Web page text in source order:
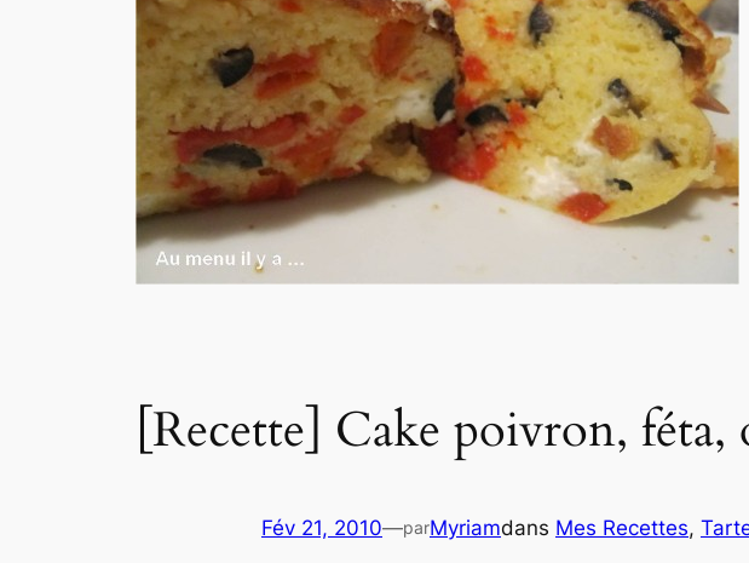
[Recette] Cake poivron, féta,
Fév 21, 2010—parMyriamdans Mes Recettes,